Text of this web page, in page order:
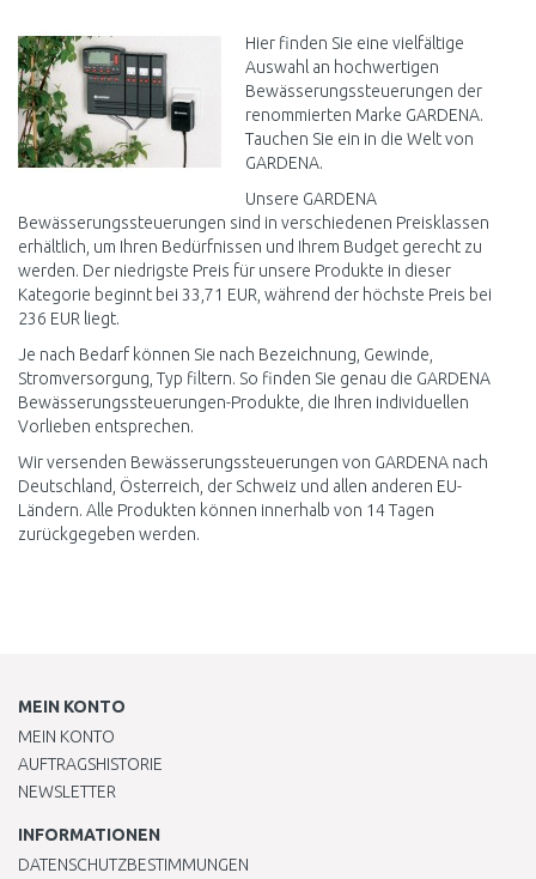
Vergleichen
Hier finden Sie eine vielfältige
Auswahl an hochwertigen
Bewässerungssteuerungen der
renommierten Marke GARDENA.
Tauchen Sie ein in die Welt von
GARDENA.
Unsere GARDENA
Bewässerungssteuerungen sind in verschiedenen Preisklassen
erhältlich, um Ihren Bedürfnissen und Ihrem Budget gerecht zu
werden. Der niedrigste Preis für unsere Produkte in dieser
Kategorie beginnt bei 33,71 EUR, während der höchste Preis bei
236 EUR liegt.
Je nach Bedarf können Sie nach Bezeichnung, Gewinde,
Stromversorgung, Typ filtern. So finden Sie genau die GARDENA
Bewässerungssteuerungen-Produkte, die Ihren individuellen
Vorlieben entsprechen.
Wir versenden Bewässerungssteuerungen von GARDENA nach
Deutschland, Österreich, der Schweiz und allen anderen EU-
Ländern. Alle Produkten können innerhalb von 14 Tagen
zurückgegeben werden.
MEIN KONTO
MEIN KONTO
AUFTRAGSHISTORIE
NEWSLETTER
INFORMATIONEN
DATENSCHUTZBESTIMMUNGEN